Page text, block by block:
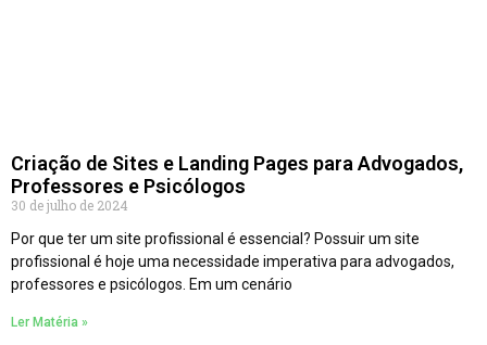
Criação de Sites e Landing Pages para Advogados,
Professores e Psicólogos
30 de julho de 2024
Por que ter um site profissional é essencial? Possuir um site
profissional é hoje uma necessidade imperativa para advogados,
professores e psicólogos. Em um cenário
Ler Matéria »